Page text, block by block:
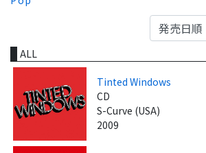
ALL
Tinted Windows
CD
S-Curve (USA)
2009